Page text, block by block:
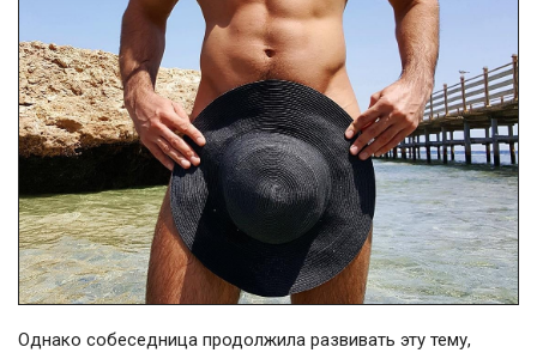
Однако собеседница продолжила развивать эту тему,